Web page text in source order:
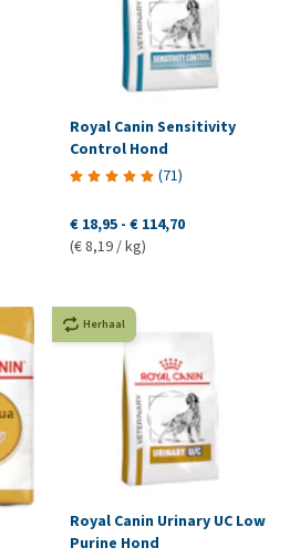
Royal Canin Sensitivity
Control Hond
(71)
€ 18,95 - € 114,70
(€ 8,19 / kg)
Herhaal
Royal Canin Urinary UC Low
Purine Hond